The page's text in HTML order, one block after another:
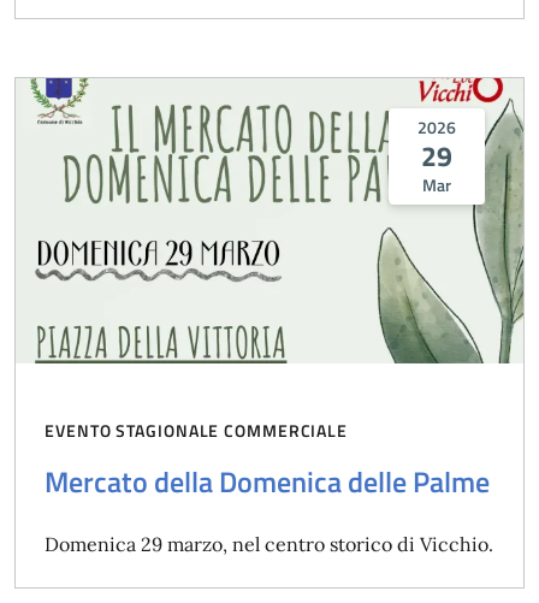
2026
29
Mar
EVENTO STAGIONALE COMMERCIALE
Mercato della Domenica delle Palme
Domenica 29 marzo, nel centro storico di Vicchio.